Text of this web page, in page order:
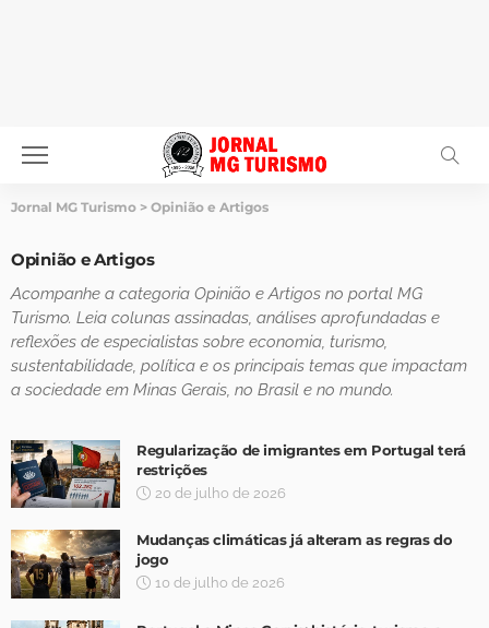
Jornal MG Turismo > Opinião e Artigos
Opinião e Artigos
Acompanhe a categoria Opinião e Artigos no portal MG
Turismo. Leia colunas assinadas, análises aprofundadas e
reflexões de especialistas sobre economia, turismo,
sustentabilidade, política e os principais temas que impactam
a sociedade em Minas Gerais, no Brasil e no mundo.
Regularização de imigrantes em Portugal terá
restrições
20 de julho de 2026
Mudanças climáticas já alteram as regras do
jogo
10 de julho de 2026